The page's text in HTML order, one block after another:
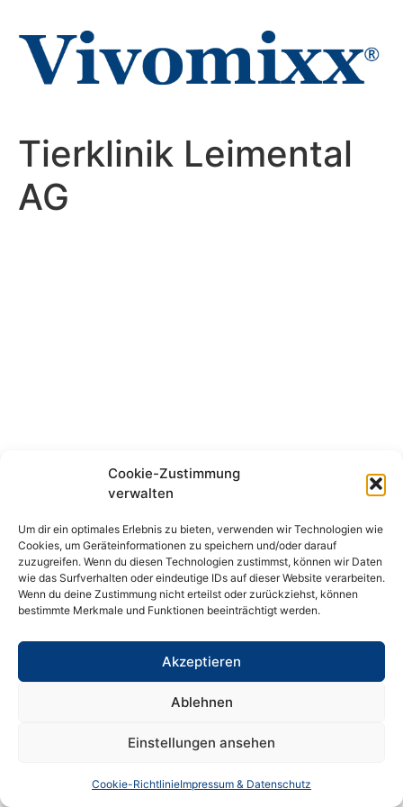
Cookie-Zustimmung
verwalten
Um dir ein optimales Erlebnis zu bieten, verwenden wir Technologien wie
Cookies, um Geräteinformationen zu speichern und/oder darauf
zuzugreifen. Wenn du diesen Technologien zustimmst, können wir Daten
wie das Surfverhalten oder eindeutige IDs auf dieser Website verarbeiten.
Wenn du deine Zustimmung nicht erteilst oder zurückziehst, können
bestimmte Merkmale und Funktionen beeinträchtigt werden.
Akzeptieren
Ablehnen
Einstellungen ansehen
Cookie-RichtlinieImpressum & Datenschutz
Inhalt
wechseln
Tierklinik Leimental
AG